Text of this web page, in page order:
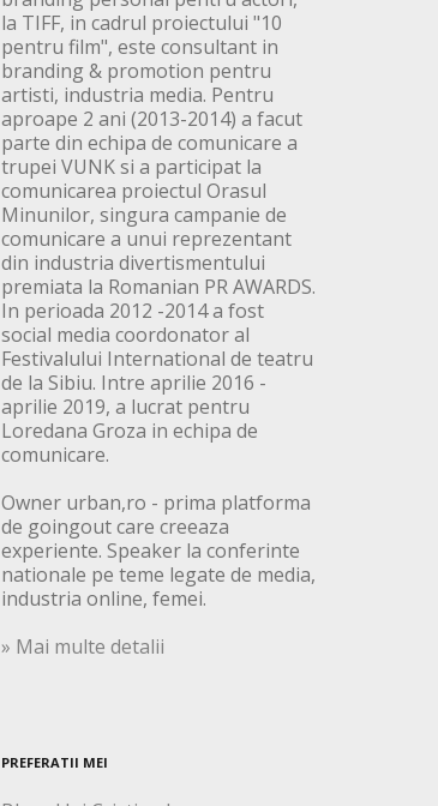
la TIFF, in cadrul proiectului "10
pentru film", este consultant in
branding & promotion pentru
artisti, industria media. Pentru
aproape 2 ani (2013-2014) a facut
parte din echipa de comunicare a
trupei VUNK si a participat la
comunicarea proiectul Orasul
Minunilor, singura campanie de
comunicare a unui reprezentant
din industria divertismentului
premiata la Romanian PR AWARDS.
In perioada 2012 -2014 a fost
social media coordonator al
Festivalului International de teatru
de la Sibiu. Intre aprilie 2016 -
aprilie 2019, a lucrat pentru
Loredana Groza in echipa de
comunicare.
Owner urban,ro - prima platforma
de goingout care creeaza
experiente. Speaker la conferinte
nationale pe teme legate de media,
industria online, femei.
» Mai multe detalii
PREFERATII MEI